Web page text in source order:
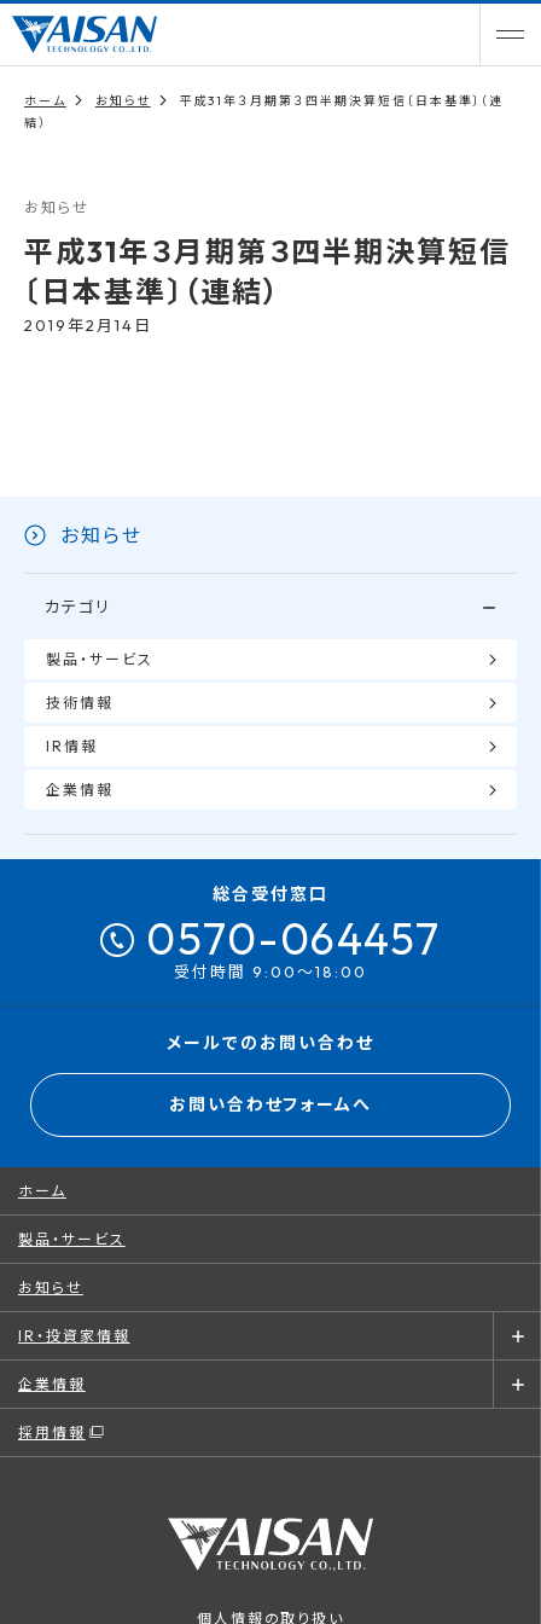
ホーム お知らせ
平成31年３月期第３四半期決算短信〔日本基準〕（連
結）
お知らせ
平成31年３月期第３四半期決算短信
〔日本基準〕（連結）
2019年2月14日
お知らせ
カテゴリ
製品・サービス
技術情報
IR情報
企業情報
総合受付窓口
0570-064457
受付時間 9:00～18:00
メールでのお問い合わせ
お問い合わせフォームへ
ホーム
製品・サービス
お知らせ
IR・投資家情報
企業情報
採用情報
個人情報の取り扱い